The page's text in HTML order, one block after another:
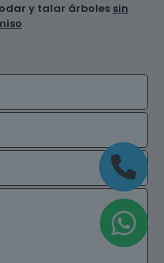
y talar árboles sin